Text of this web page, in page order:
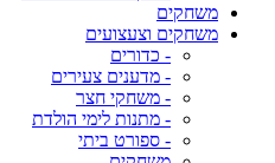
משחקים
משחקים וצעצועים
- כדורים
- מדענים צעירים
- משחקי חצר
- מתנות לימי הולדת
- ספורט ביתי